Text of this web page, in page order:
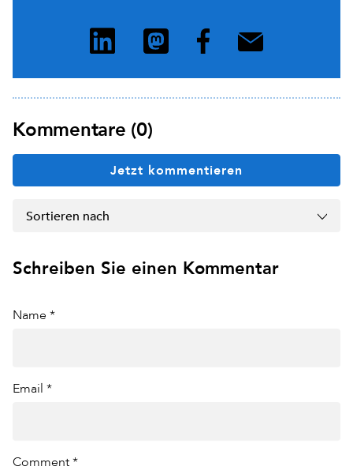
Kommentare (0)
Jetzt kommentieren
Sortieren nach
Schreiben Sie einen Kommentar
Name *
Email *
Comment *